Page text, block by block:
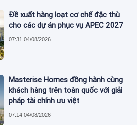
Đề xuất hàng loạt cơ chế đặc thù
cho các dự án phục vụ APEC 2027
07:31 04/08/2026
Masterise Homes đồng hành cùng
khách hàng trên toàn quốc với giải
pháp tài chính ưu việt
07:14 04/08/2026